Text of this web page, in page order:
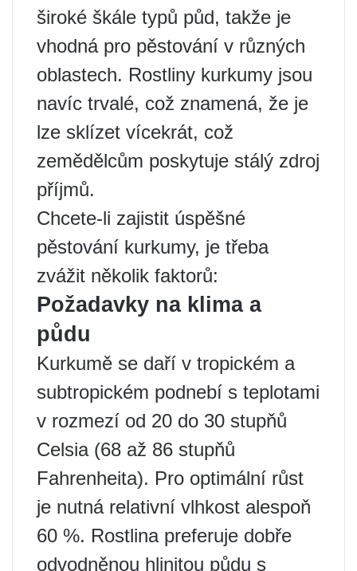
široké škále typů půd, takže je
vhodná pro pěstování v různých
oblastech. Rostliny kurkumy jsou
navíc trvalé, což znamená, že je
lze sklízet vícekrát, což
zemědělcům poskytuje stálý zdroj
příjmů.
Chcete-li zajistit úspěšné
pěstování kurkumy, je třeba
zvážit několik faktorů:
Požadavky na klima a
půdu
Kurkumě se daří v tropickém a
subtropickém podnebí s teplotami
v rozmezí od 20 do 30 stupňů
Celsia (68 až 86 stupňů
Fahrenheita). Pro optimální růst
je nutná relativní vlhkost alespoň
60 %. Rostlina preferuje dobře
odvodněnou hlinitou půdu s